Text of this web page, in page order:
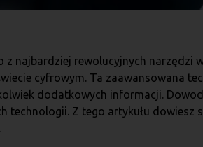
najbardziej rewolucyjnych narzędzi
cyfrowym. Ta zaawansowana
dodatkowych informacji.
Z tego artykułu dowiesz